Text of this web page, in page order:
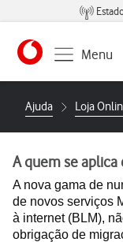
https://
Menu
Ajuda Loja
A quem se aplica
A nova gama de
de novos serviços
à internet (BLM),
obrigação de